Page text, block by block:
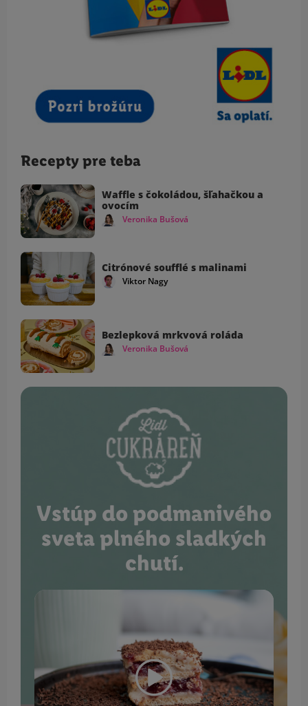
Recepty pre teba
Waffle s čokoládou, šľahačkou a
ovocím
Veronika Bušová
Citrónové soufflé s malinami
Viktor Nagy
Bezlepková mrkvová roláda
Veronika Bušová
Vstúp do podmanivého
sveta plného sladkých
chutí.